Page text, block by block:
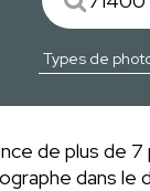
de plus de
dans